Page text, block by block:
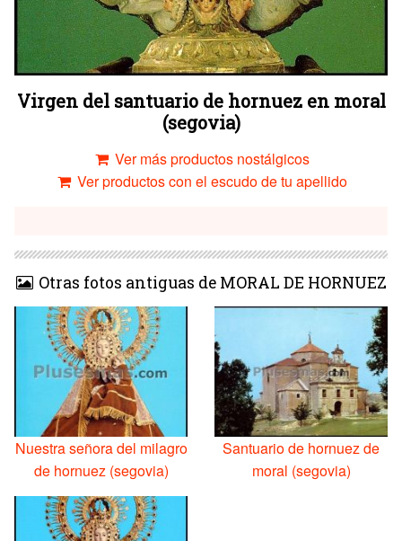
Virgen del santuario de hornuez en moral
(segovia)
Ver más productos nostálgicos
Ver productos con el escudo de tu apellido
Otras fotos antiguas de MORAL DE HORNUEZ
Nuestra señora del milagro
de hornuez (segovia)
Santuario de hornuez de
moral (segovia)